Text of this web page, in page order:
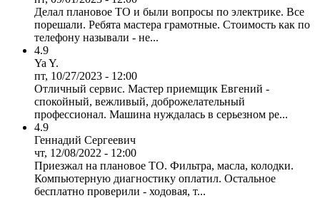
Делал плановое ТО и были вопросы по электрике. Все
порешали. Ребята мастера грамотные. Стоимость как по
телефону называли - не...
4.9
Ya Y.
пт, 10/27/2023 - 12:00
Отличный сервис. Мастер приемщик Евгений -
спокойный, вежливый, доброжелательный
профессионал. Машина нуждалась в серьезном ре...
4.9
Геннадий Сергеевич
чт, 12/08/2022 - 12:00
Приезжал на плановое ТО. Фильтра, масла, колодки.
Компьютерную диагностику оплатил. Остальное
бесплатно проверили - ходовая, т...